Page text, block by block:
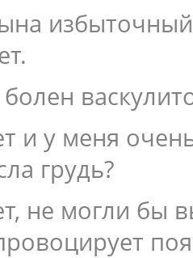
и у меня
грудь?
не могли бы